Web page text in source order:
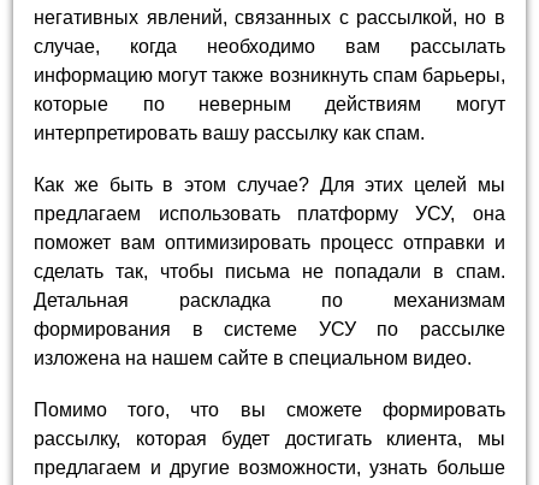
негативных явлений, связанных с рассылкой, но в
случае, когда необходимо вам рассылать
информацию могут также возникнуть спам барьеры,
которые по неверным действиям могут
интерпретировать вашу рассылку как спам.
Как же быть в этом случае? Для этих целей мы
предлагаем использовать платформу УСУ, она
поможет вам оптимизировать процесс отправки и
сделать так, чтобы письма не попадали в спам.
Детальная раскладка по механизмам
формирования в системе УСУ по рассылке
изложена на нашем сайте в специальном видео.
Помимо того, что вы сможете формировать
рассылку, которая будет достигать клиента, мы
предлагаем и другие возможности, узнать больше